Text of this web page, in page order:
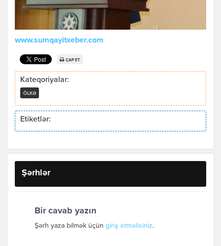
www.sumqayitxeber.com
ÇAP ET
Kateqoriyalar:
ÖLKƏ
Etiketlər:
Şərhlər
Bir cavab yazın
Şərh yaza bilmək üçün giriş etməlisiniz.